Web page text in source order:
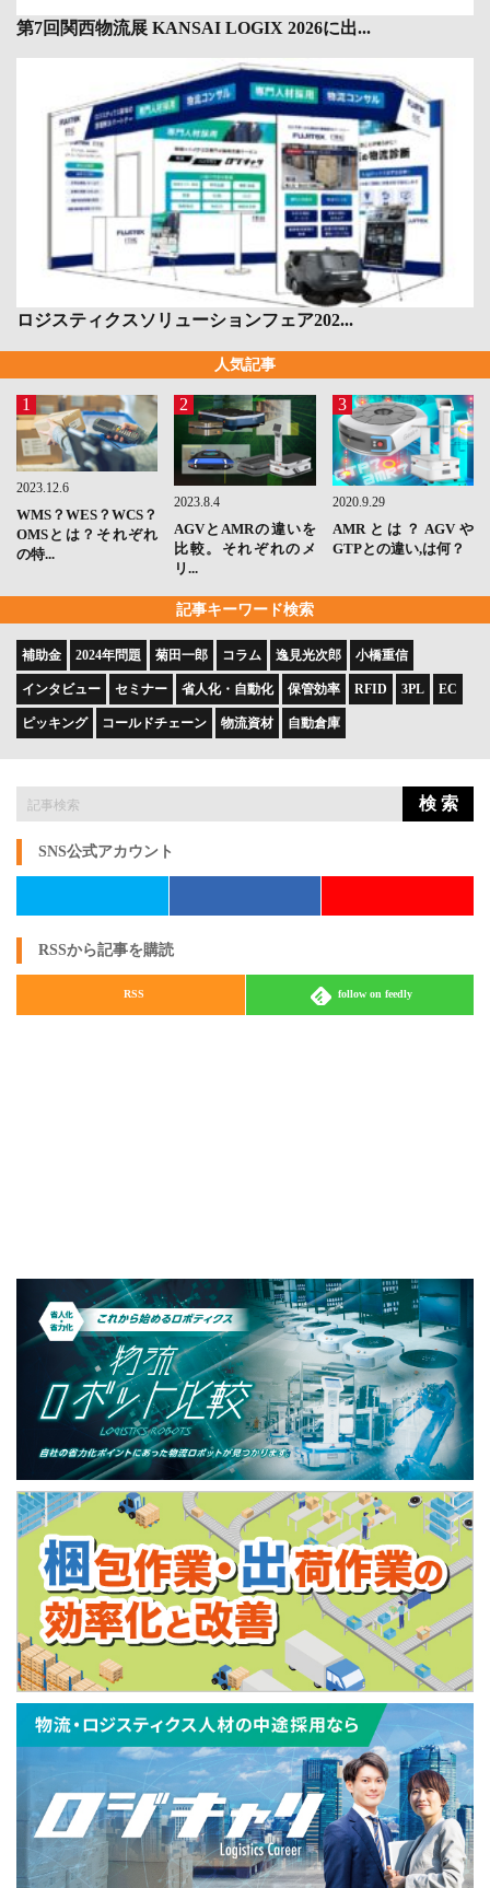
第7回関西物流展 KANSAI LOGIX 2026に出...
ロジスティクスソリューションフェア202...
人気記事
1
2023.12.6
WMS？WES？WCS？
OMSとは？それぞれ
の特...
2
2023.8.4
AGVとAMRの違いを
比較。それぞれのメ
リ...
3
2020.9.29
AMRとは？AGVや
GTPとの違い,は何？
記事キーワード検索
補助金 2024年問題 菊田一郎 コラム 逸見光次郎 小橋重信
インタビュー セミナー 省人化・自動化 保管効率 RFID 3PL EC
ピッキング コールドチェーン 物流資材 自動倉庫
検 索
SNS公式アカウント
RSSから記事を購読
RSS follow on feedly